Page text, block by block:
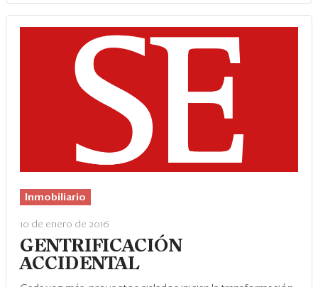
Inmobiliario
10 de enero de 2016
GENTRIFICACIÓN
ACCIDENTAL